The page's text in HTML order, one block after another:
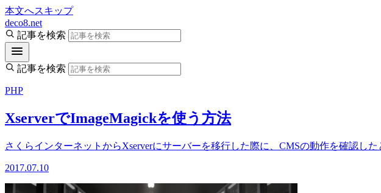
本文へスキップ
deco8.net
記事を検索
記事を検索
PHP
XserverでImageMagickを使う方法
さくらインターネットからXserverにサーバーを移行した際に、CMSの動作を確認し
2017.07.10